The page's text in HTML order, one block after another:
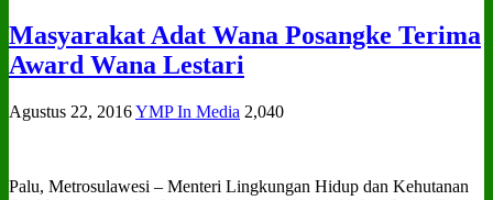
Masyarakat Adat Wana Posangke Terima
Award Wana Lestari
Agustus 22, 2016YMP In Media 2,040
Palu, Metrosulawesi – Menteri Lingkungan Hidup dan Kehutanan